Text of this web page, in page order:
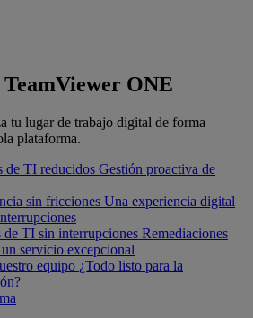
ONE
tu lugar de trabajo digital de forma
plataforma.
de TI reducidos Gestión proactiva de
sin fricciones Una experiencia digital
de TI sin interrupciones Remediaciones
servicio excepcional
equipo ¿Todo listo para la